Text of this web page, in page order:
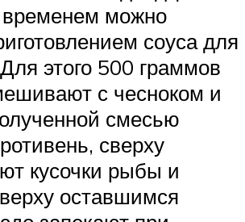
можно
соуса для
этого 500 граммов
с чесноком и
смесью
сверху
кусочки рыбы и
оставшимся